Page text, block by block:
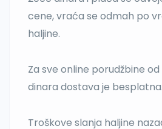
cene, vraća se odmah po
haljine.
Za sve online porudžbine
dinara dostava je besplatna.
Troškove slanja haljine